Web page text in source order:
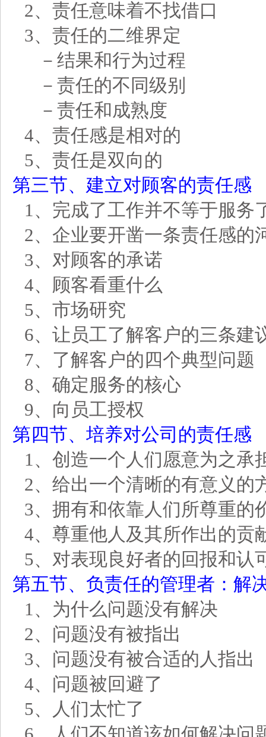
2、责任意味着不找借口
3、 责任的二维界定
－结果和行为过程
－责任的不同级别
－责任和成熟度
4、责任感是相对的
5、责任是双向的
第三节、建立对顾客的责任感
1、 完成了工作并不等于服务
2、 企业要开凿一条责任感的
3、 对顾客的承诺
4、 顾客看重什么
5、市场研究
6、让员工了解客户的三条建
7、了解客户的四个典型问题
8、确定服务的核心
9、向员工授权
第四节、培养对公司的责任感
1、创造一个人们愿意为之承
2、给出一个清晰的有意义的
3、拥有和依靠人们所尊重的
4、尊重他人及其所作出的贡
5、对表现良好者的回报和认
第五节、负责任的管理者：解
1、为什么问题没有解决
2、问题没有被指出
3、问题没有被合适的人指出
4、问题被回避了
5、人们太忙了